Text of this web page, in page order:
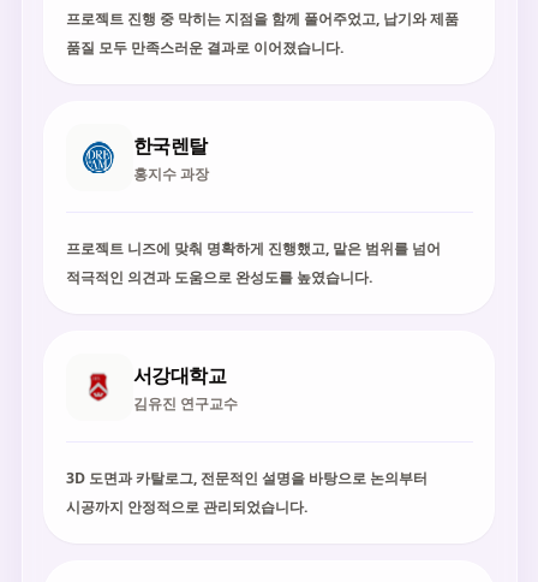
프로젝트 진행 중 막히는 지점을 함께 풀어주었고, 납기와 제품
품질 모두 만족스러운 결과로 이어졌습니다.
한국렌탈
홍지수 과장
프로젝트 니즈에 맞춰 명확하게 진행했고, 맡은 범위를 넘어
적극적인 의견과 도움으로 완성도를 높였습니다.
서강대학교
김유진 연구교수
3D 도면과 카탈로그, 전문적인 설명을 바탕으로 논의부터
시공까지 안정적으로 관리되었습니다.